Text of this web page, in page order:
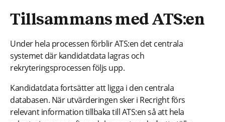
Tillsammans med ATS:en
Under hela processen förblir ATS:en det centrala
systemet där kandidatdata lagras och
rekryteringsprocessen följs upp.
Kandidatdata fortsätter att ligga i den centrala
databasen. När utvärderingen sker i Recright förs
relevant information tillbaka till ATS:en så att hela